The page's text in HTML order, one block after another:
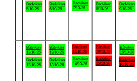
Badviken
5/10-26
Badviken
6/10-26
Badviken
7/10-26
Badviken
8/10-26
Badviken
9/10-26
Båtviken
12/10-26
Badviken
12/10-26
Båtviken
13/10-26
Badviken
13/10-26
Båtviken
14/10-26
Badviken
14/10-26
Båtviken
15/10-26
Badviken
15/10-26
Båtviken
16/10-26
Badviken
16/10-26